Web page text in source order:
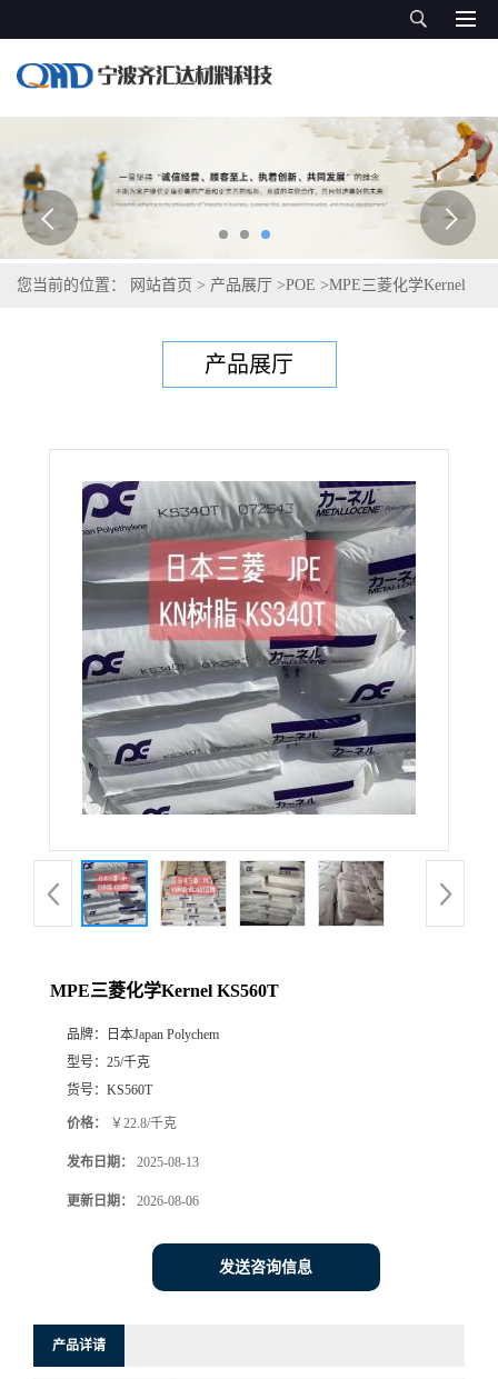
您当前的位置： 网站首页 > 产品展厅 >POE >MPE三菱化学Kernel
产品展厅
MPE三菱化学Kernel KS560T
品牌：
日本Japan Polychem
型号： 25/千克
货号： KS560T
价格： ￥22.8/千克
发布日期： 2025-08-13
更新日期： 2026-08-06
发送咨询信息
产品详请